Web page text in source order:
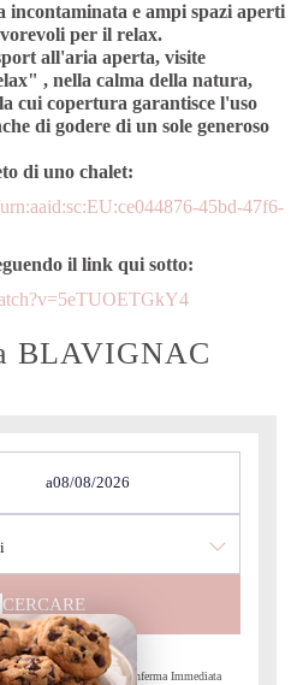
incontaminata e ampi spazi aperti
per il relax.
all'aria aperta, visite
, nella calma della natura,
la cui copertura garantisce l'uso
di godere di un sole generoso
di uno chalet:
45bd-47f6-
il link qui sotto:
BLAVIGNAC
a
CERCARE
Tariffe Garantite, Conferma Immediata